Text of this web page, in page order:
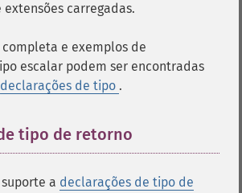
extensões carregadas.
e exemplos de
escalar podem ser encontradas
declarações de tipo .
tipo de retorno
suporte a declarações de tipo de